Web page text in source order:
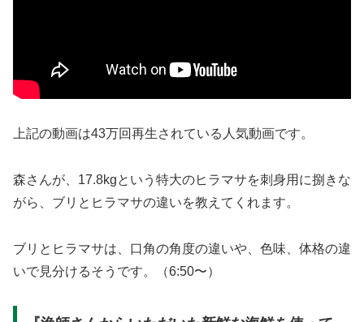
上記の動画は43万回再生されている人気動画です。
森さんが、17.8kgという特大のヒラマサを刺身用に捌きな
がら、ブリとヒラマサの違いを教えてくれます。
ブリとヒラマサは、口角の角度の違いや、色味、体格の違
いで見分けるそうです。（6:50〜）